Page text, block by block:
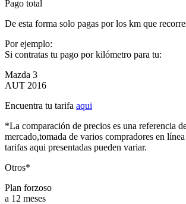
Pago total
De esta forma solo pagas por los km que
Por ejemplo:
Si contratas tu pago por kilómetro para tu:
Mazda 3
AUT 2016
Encuentra tu tarifa aqui
*La comparación de precios es una referencia
mercado,tomada de varios compradores en
tarifas aqui presentadas pueden variar.
Otros*
Plan forzoso
a 12 meses